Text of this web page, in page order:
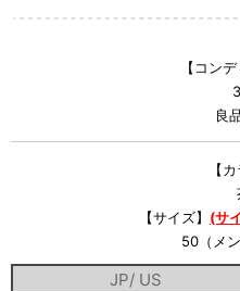
【コン
良
【
【サイズ】 (サ
50（メ
JP/ US